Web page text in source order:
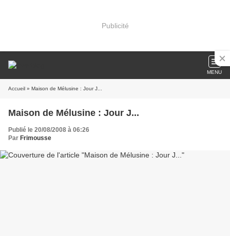
Publicité
MENU
Accueil » Maison de Mélusine : Jour J...
Maison de Mélusine : Jour J...
Publié le 20/08/2008 à 06:26
Par Frimousse